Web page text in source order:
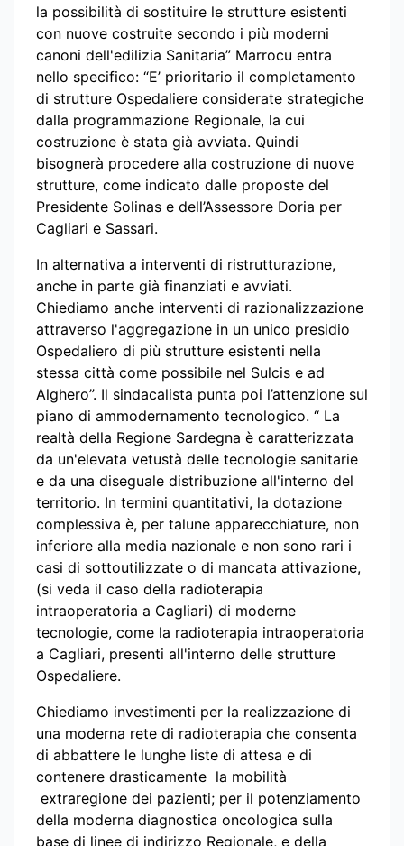
la possibilità di sostituire le strutture esistenti
con nuove costruite secondo i più moderni
canoni dell'edilizia Sanitaria” Marrocu entra
nello specifico: “E’ prioritario il completamento
di strutture Ospedaliere considerate strategiche
dalla programmazione Regionale, la cui
costruzione è stata già avviata. Quindi
bisognerà procedere alla costruzione di nuove
strutture, come indicato dalle proposte del
Presidente Solinas e dell’Assessore Doria per
Cagliari e Sassari.
In alternativa a interventi di ristrutturazione,
anche in parte già finanziati e avviati.
Chiediamo anche interventi di razionalizzazione
attraverso l'aggregazione in un unico presidio
Ospedaliero di più strutture esistenti nella
stessa città come possibile nel Sulcis e ad
Alghero”. Il sindacalista punta poi l’attenzione sul
piano di ammodernamento tecnologico. “ La
realtà della Regione Sardegna è caratterizzata
da un'elevata vetustà delle tecnologie sanitarie
e da una diseguale distribuzione all'interno del
territorio. In termini quantitativi, la dotazione
complessiva è, per talune apparecchiature, non
inferiore alla media nazionale e non sono rari i
casi di sottoutilizzate o di mancata attivazione,
(si veda il caso della radioterapia
intraoperatoria a Cagliari) di moderne
tecnologie, come la radioterapia intraoperatoria
a Cagliari, presenti all'interno delle strutture
Ospedaliere.
Chiediamo investimenti per la realizzazione di
una moderna rete di radioterapia che consenta
di abbattere le lunghe liste di attesa e di
contenere drasticamente la mobilità
extraregione dei pazienti; per il potenziamento
della moderna diagnostica oncologica sulla
base di linee di indirizzo Regionale, e della